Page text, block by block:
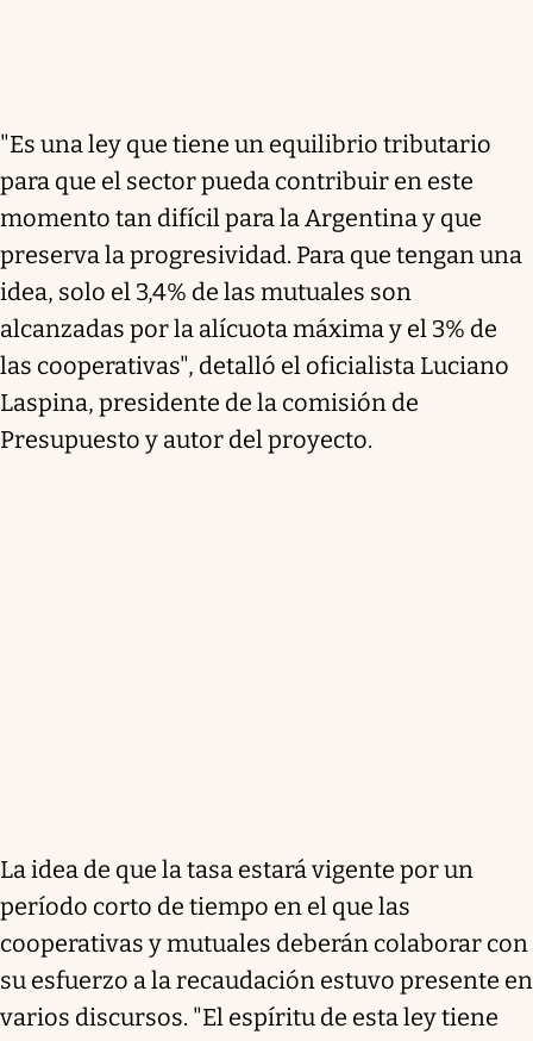
"Es una ley que tiene un equilibrio tributario
para que el sector pueda contribuir en este
momento tan difícil para la Argentina y que
preserva la progresividad. Para que tengan una
idea, solo el 3,4% de las mutuales son
alcanzadas por la alícuota máxima y el 3% de
las cooperativas", detalló el oficialista Luciano
Laspina, presidente de la comisión de
Presupuesto y autor del proyecto.
La idea de que la tasa estará vigente por un
período corto de tiempo en el que las
cooperativas y mutuales deberán colaborar con
su esfuerzo a la recaudación estuvo presente en
varios discursos. "El espíritu de esta ley tiene